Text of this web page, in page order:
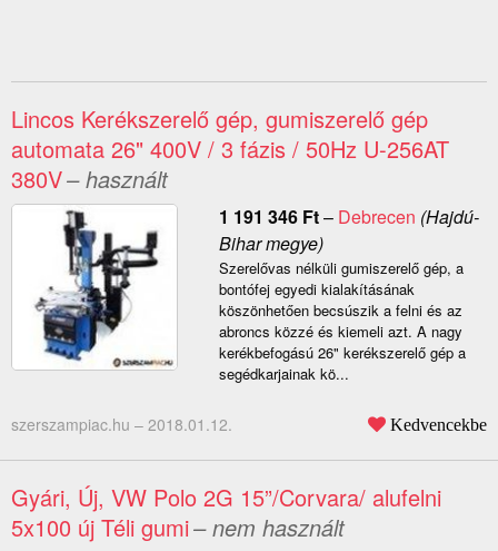
Lincos Kerékszerelő gép, gumiszerelő gép
automata 26" 400V / 3 fázis / 50Hz U-256AT
380V– használt
1 191 346 Ft– Debrecen (Hajdú-
Bihar megye)
Szerelővas nélküli gumiszerelő gép, a
bontófej egyedi kialakításának
köszönhetően becsúszik a felni és az
abroncs közzé és kiemeli azt. A nagy
kerékbefogású 26" kerékszerelő gép a
segédkarjainak kö...
szerszampiac.hu – 2018.01.12. Kedvencekbe
Gyári, Új, VW Polo 2G 15”/Corvara/ alufelni
5x100 új Téli gumi– nem használt